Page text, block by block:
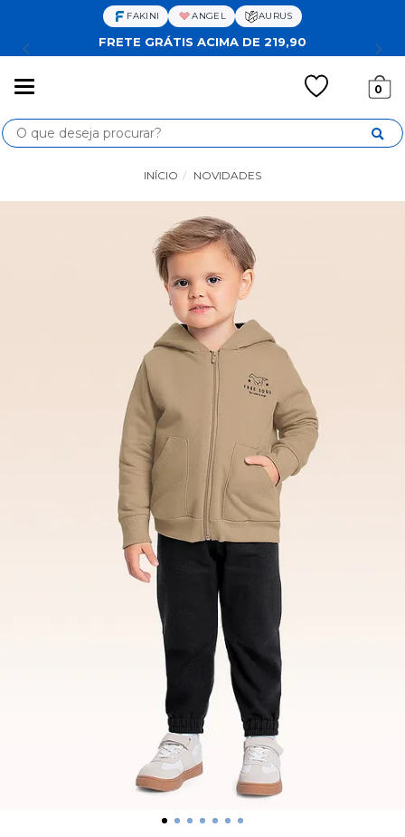
FAKINI ANGEL AURUS
FRETE GRÁTIS ACIMA DE 219,90
0
Busca
INÍCIO NOVIDADES